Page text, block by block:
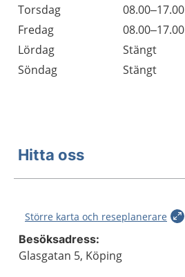
Torsdag
08.00–17.00
Fredag
08.00–17.00
Lördag
Stängt
Söndag
Stängt
Hitta oss
Större karta och reseplanerare
Besöksadress:
Glasgatan 5, Köping